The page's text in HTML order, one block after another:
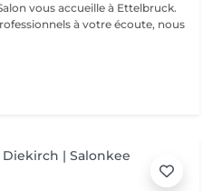
vous accueille à Ettelbruck.
à votre écoute, nous